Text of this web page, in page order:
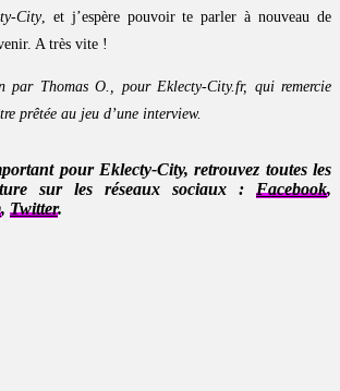
City, et j’espère pouvoir te parler à nouveau de
A très vite !
par Thomas O., pour Eklecty-City.fr, qui remercie
prêtée au jeu d’une interview.
pour Eklecty-City, retrouvez toutes les
sur les réseaux sociaux : Facebook,
, Twitter.